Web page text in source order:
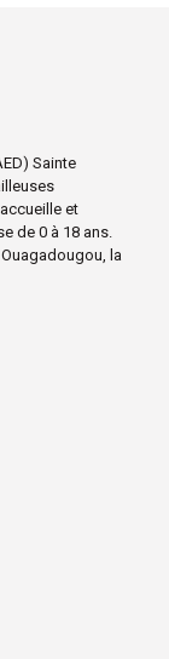
Sainte
et
de 0 à 18 ans.
la